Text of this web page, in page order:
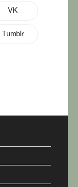
VK
Tumblr